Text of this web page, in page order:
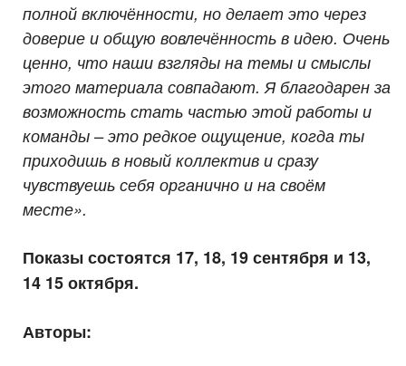
полной включённости, но делает это через
доверие и общую вовлечённость в идею. Очень
ценно, что наши взгляды на темы и смыслы
этого материала совпадают. Я благодарен за
возможность стать частью этой работы и
команды – это редкое ощущение, когда ты
приходишь в новый коллектив и сразу
чувствуешь себя органично и на своём
месте».
Показы состоятся 17, 18, 19 сентября и 13,
14 15 октября.
Авторы: